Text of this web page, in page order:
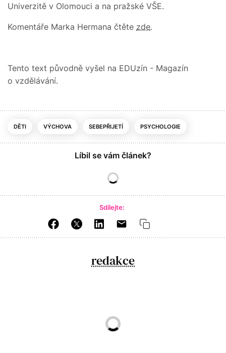
Univerzitě v Olomouci a na pražské VŠE.
Komentáře Marka Hermana čtěte zde.
Tento text původně vyšel na EDUzín - Magazín
o vzdělávání.
DĚTI VÝCHOVA SEBEPŘIJETÍ PSYCHOLOGIE
Líbil se vám článek?
Sdílejte:
redakce